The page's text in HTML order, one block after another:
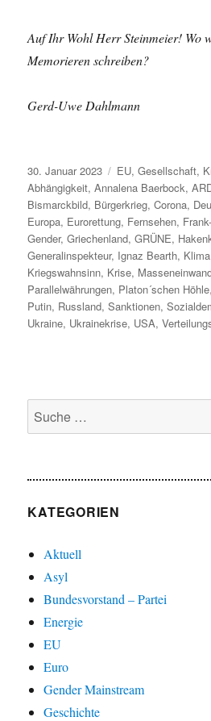
Auf Ihr Wohl Herr Steinmeier! Wo
Memorieren schreiben?
Gerd-Uwe Dahlmann
Veröffentlicht
am
30. Januar 2023 Kategorien
EU,Gesellschaft,
Abhängigkeit,Annalena Baerbock,
Bismarckbild, Bürgerkrieg,Corona,
Europa, Eurorettung, Fernsehen,
Gender,Griechenland,GRÜNE,
Generalinspekteur, Ignaz Bearth, Klima
Kriegswahnsinn, Krise,
Parallelwährungen, Platon´schen Höhle,
Putin, Russland,Sanktionen,
Ukraine, Ukrainekrise, USA,
Suche
nach:
KATEGORIEN
Aktuell
Asyl
Bundesvorstand – Partei
Energie
EU
Euro
Gender Mainstream
Geschichte